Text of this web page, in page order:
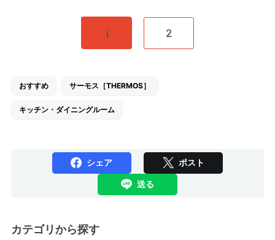
1 2
おすすめ サーモス［THERMOS］
キッチン・ダイニングルーム
シェア ポスト
送る
カテゴリから探す